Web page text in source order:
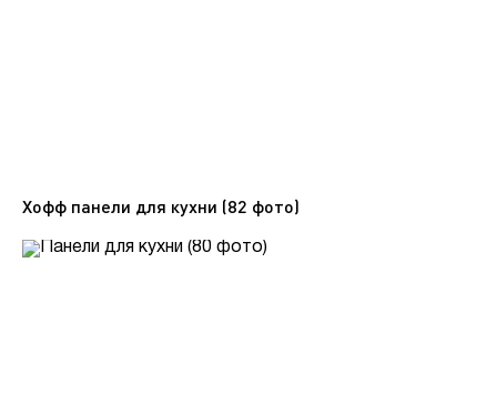
Хофф панели для кухни (82 фото)